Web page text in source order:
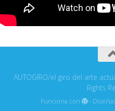
AUTOGIRO/el giro del arte
Rights
Funciona con -